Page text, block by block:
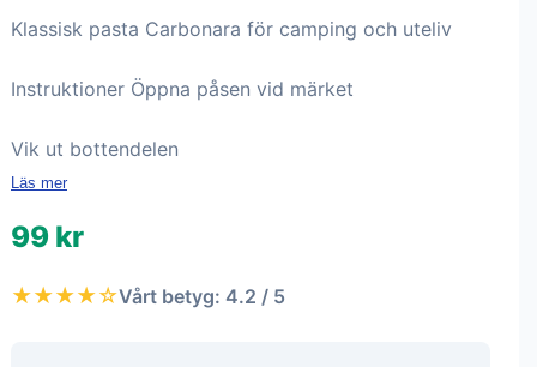
Klassisk pasta Carbonara för camping och uteliv
Instruktioner Öppna påsen vid märket
Vik ut bottendelen
Läs mer
99 kr
★★★★☆Vårt betyg: 4.2 / 5